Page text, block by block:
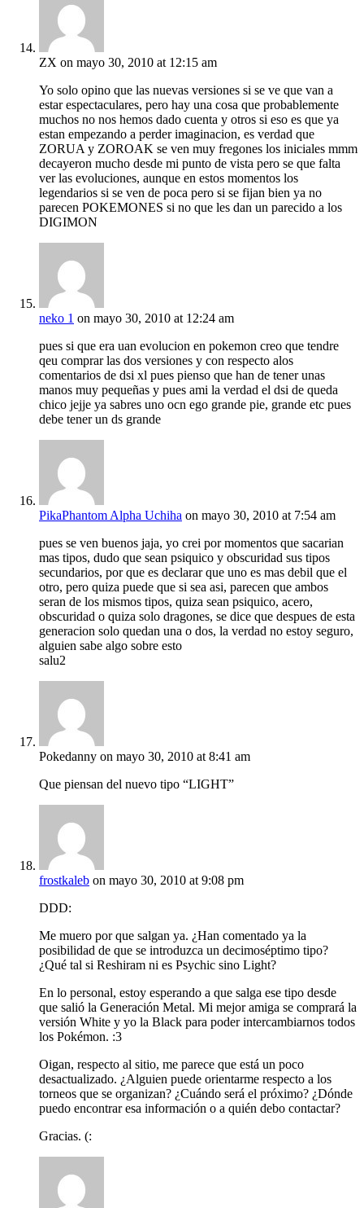
ZX on mayo 30, 2010 at 12:15 am
Yo solo opino que las nuevas versiones si se ve que van a
estar espectaculares, pero hay una cosa que probablemente
muchos no nos hemos dado cuenta y otros si eso es que ya
estan empezando a perder imaginacion, es verdad que
ZORUA y ZOROAK se ven muy fregones los iniciales mmm
decayeron mucho desde mi punto de vista pero se que falta
ver las evoluciones, aunque en estos momentos los
legendarios si se ven de poca pero si se fijan bien ya no
parecen POKEMONES si no que les dan un parecido a los
DIGIMON
neko 1 on mayo 30, 2010 at 12:24 am
pues si que era uan evolucion en pokemon creo que tendre
qeu comprar las dos versiones y con respecto alos
comentarios de dsi xl pues pienso que han de tener unas
manos muy pequeñas y pues ami la verdad el dsi de queda
chico jejje ya sabres uno ocn ego grande pie, grande etc pues
debe tener un ds grande
PikaPhantom Alpha Uchiha on mayo 30, 2010 at 7:54 am
pues se ven buenos jaja, yo crei por momentos que sacarian
mas tipos, dudo que sean psiquico y obscuridad sus tipos
secundarios, por que es declarar que uno es mas debil que el
otro, pero quiza puede que si sea asi, parecen que ambos
seran de los mismos tipos, quiza sean psiquico, acero,
obscuridad o quiza solo dragones, se dice que despues de esta
generacion solo quedan una o dos, la verdad no estoy seguro,
alguien sabe algo sobre esto
salu2
Pokedanny on mayo 30, 2010 at 8:41 am
Que piensan del nuevo tipo “LIGHT”
frostkaleb on mayo 30, 2010 at 9:08 pm
DDD:
Me muero por que salgan ya. ¿Han comentado ya la
posibilidad de que se introduzca un decimoséptimo tipo?
¿Qué tal si Reshiram ni es Psychic sino Light?
En lo personal, estoy esperando a que salga ese tipo desde
que salió la Generación Metal. Mi mejor amiga se comprará la
versión White y yo la Black para poder intercambiarnos todos
los Pokémon. :3
Oigan, respecto al sitio, me parece que está un poco
desactualizado. ¿Alguien puede orientarme respecto a los
torneos que se organizan? ¿Cuándo será el próximo? ¿Dónde
puedo encontrar esa información o a quién debo contactar?
Gracias. (: